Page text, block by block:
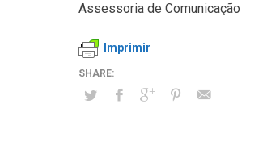
Assessoria de Comunicação
Imprimir